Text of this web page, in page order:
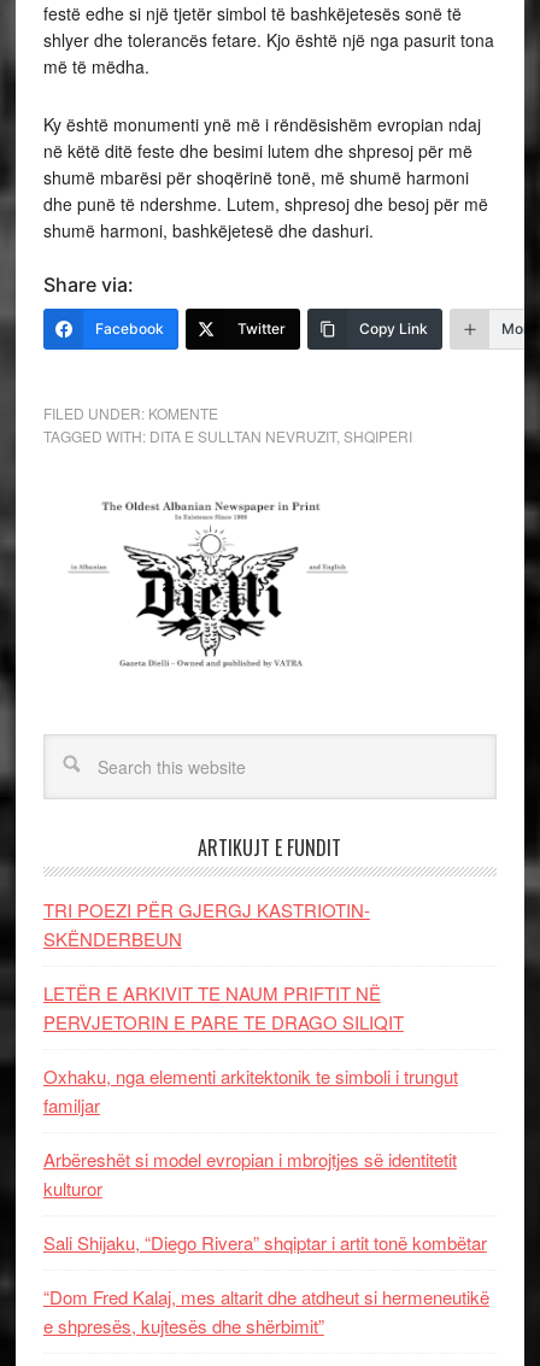
festë edhe si një tjetër simbol të bashkëjetesës sonë të
shlyer dhe tolerancës fetare. Kjo është një nga pasurit tona
më të mëdha.
Ky është monumenti ynë më i rëndësishëm evropian ndaj
në këtë ditë feste dhe besimi lutem dhe shpresoj për më
shumë mbarësi për shoqërinë tonë, më shumë harmoni
dhe punë të ndershme. Lutem, shpresoj dhe besoj për më
shumë harmoni, bashkëjetesë dhe dashuri.
Share via:
Facebook Twitter Copy Link More
FILED UNDER: KOMENTE
TAGGED WITH: DITA E SULLTAN NEVRUZIT, SHQIPERI
ARTIKUJT E FUNDIT
TRI POEZI PËR GJERGJ KASTRIOTIN-
SKËNDERBEUN
LETËR E ARKIVIT TE NAUM PRIFTIT NË
PERVJETORIN E PARE TE DRAGO SILIQIT
Oxhaku, nga elementi arkitektonik te simboli i trungut
familjar
Arbëreshët si model evropian i mbrojtjes së identitetit
kulturor
Sali Shijaku, “Diego Rivera” shqiptar i artit tonë kombëtar
“Dom Fred Kalaj, mes altarit dhe atdheut si hermeneutikë
e shpresës, kujtesës dhe shërbimit”